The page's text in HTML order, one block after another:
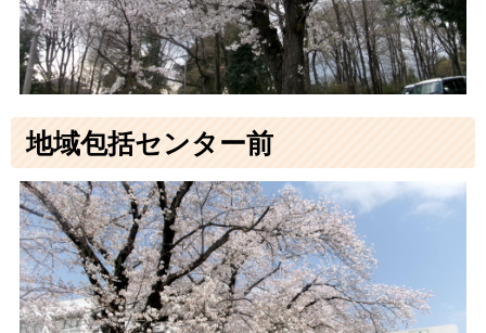
地域包括センター前